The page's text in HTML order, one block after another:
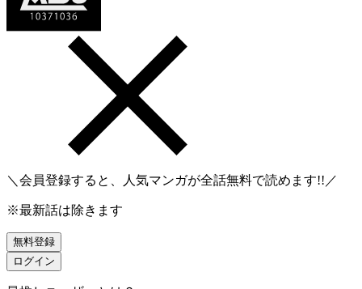
＼会員登録すると、人気マンガが全話無料で読めます!!／
※最新話は除きます
無料登録
ログイン